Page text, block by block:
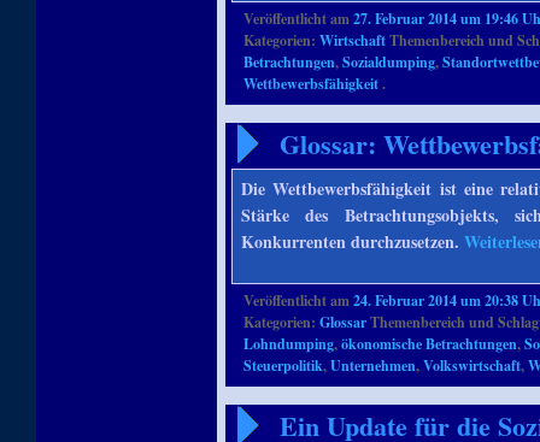
Veröffentlicht am27. Februar 2014 um 19:46
Kategorien:WirtschaftThemenbereich und
Betrachtungen,Sozialdumping,
Wettbewerbsfähigkeit.
Glossar:
Die Wettbewerbsfähigkeit ist eine
Stärke des Betrachtungsobjekts,
Konkurrenten durchzusetzen.
Veröffentlicht am24. Februar 2014 um 20:38
Kategorien:GlossarThemenbereich und
Lohndumping,ökonomische Betrachtungen,
Steuerpolitik,Unternehmen,Volkswirtschaft,
Ein Update für die